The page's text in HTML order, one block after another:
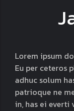
Lorem ipsum
Eu per ceteros
adhuc solum
patrioque ne
in, has ei everti